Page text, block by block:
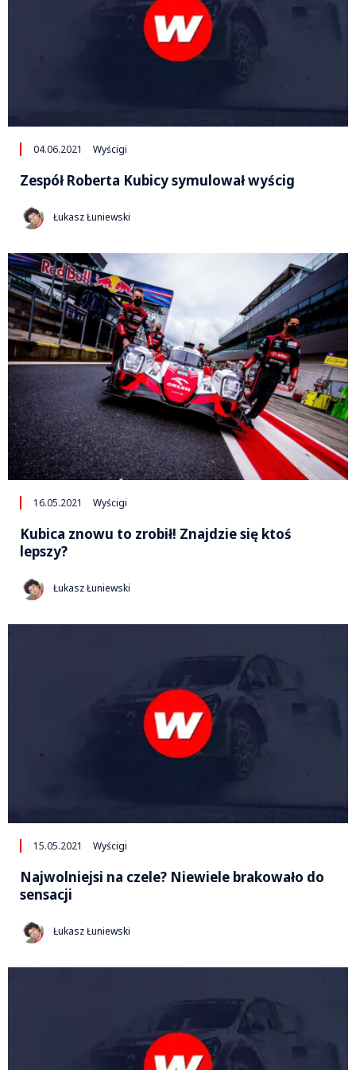
04.06.2021 Wyścigi
Zespół Roberta Kubicy symulował wyścig
Łukasz Łuniewski
16.05.2021 Wyścigi
Kubica znowu to zrobił! Znajdzie się ktoś
lepszy?
Łukasz Łuniewski
15.05.2021 Wyścigi
Najwolniejsi na czele? Niewiele brakowało do
sensacji
Łukasz Łuniewski